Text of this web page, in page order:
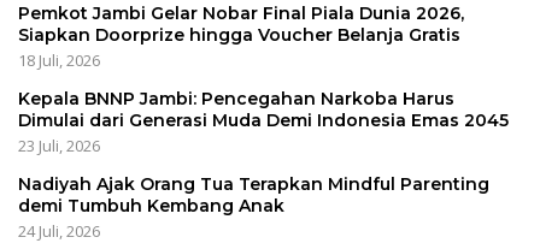
Pemkot Jambi Gelar Nobar Final Piala Dunia 2026,
Siapkan Doorprize hingga Voucher Belanja Gratis
18 Juli, 2026
Kepala BNNP Jambi: Pencegahan Narkoba Harus
Dimulai dari Generasi Muda Demi Indonesia Emas 2045
23 Juli, 2026
Nadiyah Ajak Orang Tua Terapkan Mindful Parenting
demi Tumbuh Kembang Anak
24 Juli, 2026